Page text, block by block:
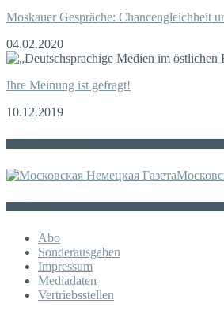
Moskauer Gespräche: Chancengleichheit
04.02.2020
Ihre Meinung ist gefragt!
10.12.2019
Abo
Sonderausgaben
Impressum
Mediadaten
Vertriebsstellen